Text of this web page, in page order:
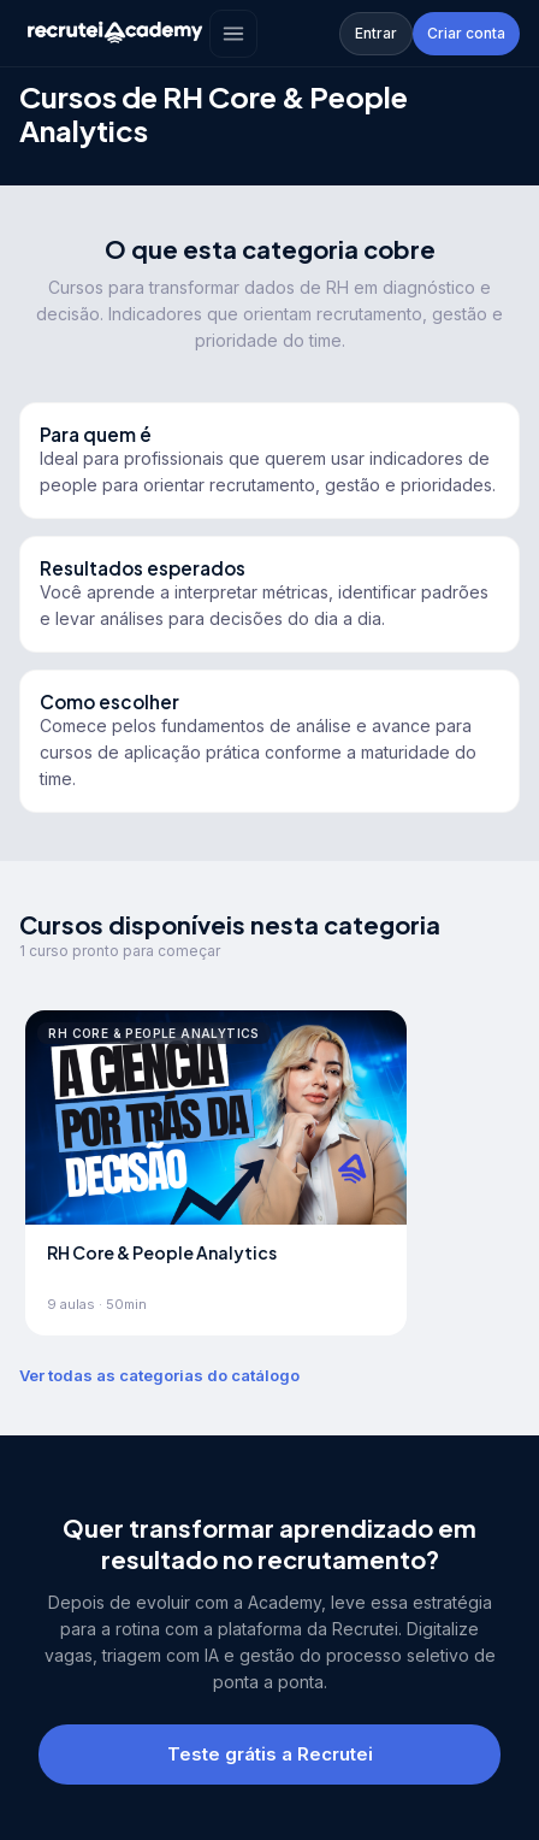
Entrar
Criar conta
RH Core & People Analytics
Cursos de RH Core & People
Analytics
O que esta categoria cobre
Cursos para transformar dados de RH em diagnóstico e
decisão. Indicadores que orientam recrutamento, gestão e
prioridade do time.
Para quem é
Ideal para profissionais que querem usar indicadores de
people para orientar recrutamento, gestão e prioridades.
Resultados esperados
Você aprende a interpretar métricas, identificar padrões
e levar análises para decisões do dia a dia.
Como escolher
Comece pelos fundamentos de análise e avance para
cursos de aplicação prática conforme a maturidade do
time.
Cursos disponíveis nesta categoria
1 curso pronto para começar
RH CORE & PEOPLE ANALYTICS
RH Core & People Analytics
9 aulas · 50min
Ver todas as categorias do catálogo
Quer transformar aprendizado em
resultado no recrutamento?
Depois de evoluir com a Academy, leve essa estratégia
para a rotina com a plataforma da Recrutei. Digitalize
vagas, triagem com IA e gestão do processo seletivo de
ponta a ponta.
Teste grátis a Recrutei